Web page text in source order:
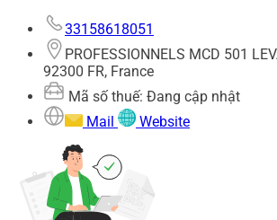
33158618051
PROFESSIONNELS MCD 501
92300 FR, France
Mã số thuế: Đang cập nhật
Mail
Website